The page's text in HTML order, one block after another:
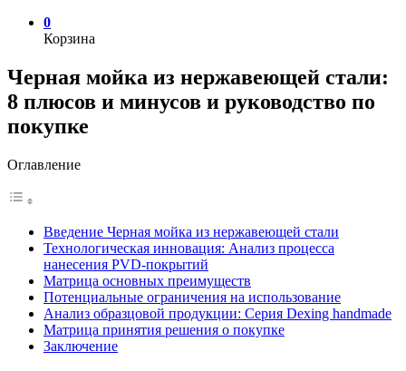
0
Корзина
Черная мойка из нержавеющей стали:
8 плюсов и минусов и руководство по
покупке
Оглавление
Введение Черная мойка из нержавеющей стали
Технологическая инновация: Анализ процесса
нанесения PVD-покрытий
Матрица основных преимуществ
Потенциальные ограничения на использование
Анализ образцовой продукции: Серия Dexing handmade
Матрица принятия решения о покупке
Заключение